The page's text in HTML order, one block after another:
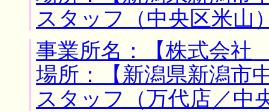
スタッフ（中央区米山
事業所名：【株式会
場所：【新潟県新潟市
スタッフ（万代店／中